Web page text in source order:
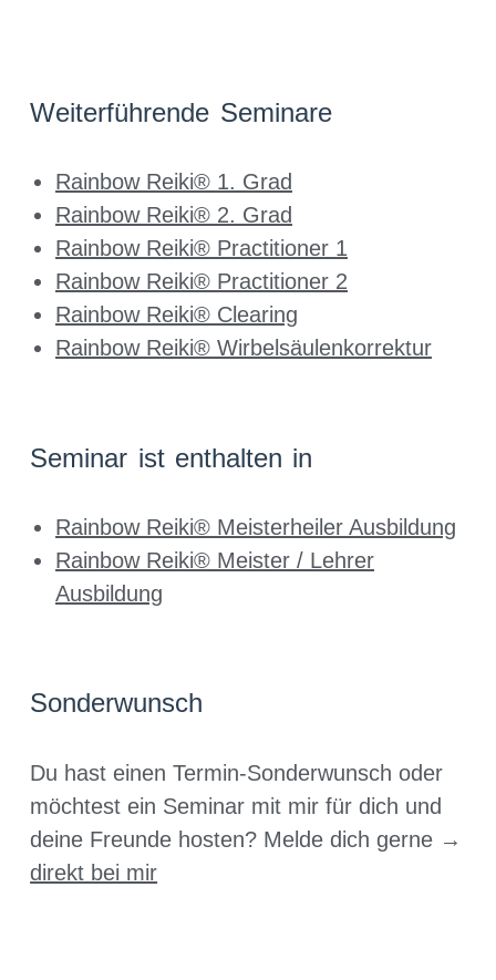
Weiterführende Seminare
Rainbow Reiki® 1. Grad
Rainbow Reiki® 2. Grad
Rainbow Reiki® Practitioner 1
Rainbow Reiki® Practitioner 2
Rainbow Reiki® Clearing
Rainbow Reiki® Wirbelsäulenkorrektur
Seminar ist enthalten in
Rainbow Reiki® Meisterheiler Ausbildung
Rainbow Reiki® Meister / Lehrer
Ausbildung
Sonderwunsch
Du hast einen Termin-Sonderwunsch oder
möchtest ein Seminar mit mir für dich und
deine Freunde hosten? Melde dich gerne →
direkt bei mir